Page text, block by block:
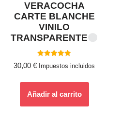
VERACOCHA
CARTE BLANCHE
VINILO
TRANSPARENTE
con
30,00 € Impuestos incluidos
Añadir al carrito